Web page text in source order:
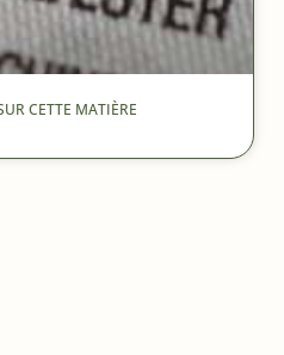
CETTE MATIÈRE